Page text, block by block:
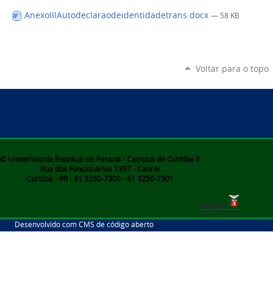
AnexoIIIAutodeclaraodeidentidadetrans.docx — 58 KB
Voltar para o topo
© Universidade Estadual do Paraná - Campus de Curitiba II
Rua dos Funcionários 1357 - Cabral
Curitiba - PR - 41 3250-7300 - 41 3250-7301
Desenvolvido com CMS de código aberto